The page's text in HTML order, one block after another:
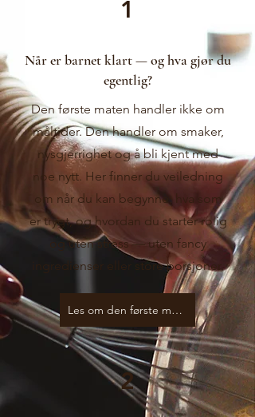
1
Når er barnet klart — og hva gjør du
egentlig?
Den første maten handler ikke om
måltider. Den handler om smaker,
nysgjerrighet og å bli kjent med
noe nytt. Her finner du veiledning
om når du kan begynne, hva som
er trygt, og hvordan du starter rolig
og uten stress — uten fancy
ingredienser eller store porsjoner.
Les om den første maten
2